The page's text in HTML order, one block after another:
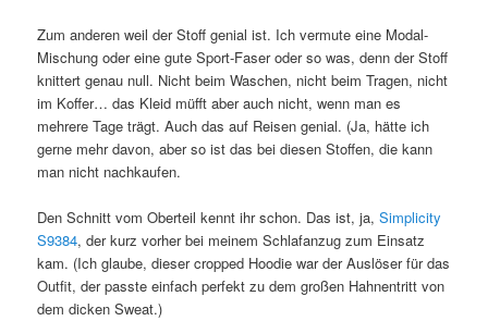
Zum anderen weil der Stoff genial ist. Ich vermute eine Modal-
Mischung oder eine gute Sport-Faser oder so was, denn der Stoff
knittert genau null. Nicht beim Waschen, nicht beim Tragen, nicht
im Koffer… das Kleid müfft aber auch nicht, wenn man es
mehrere Tage trägt. Auch das auf Reisen genial. (Ja, hätte ich
gerne mehr davon, aber so ist das bei diesen Stoffen, die kann
man nicht nachkaufen.
Den Schnitt vom Oberteil kennt ihr schon. Das ist, ja,Simplicity
S9384, der kurz vorher bei meinem Schlafanzug zum Einsatz
kam. (Ich glaube, dieser cropped Hoodie war der Auslöser für das
Outfit, der passte einfach perfekt zu dem großen Hahnentritt von
dem dicken Sweat.)